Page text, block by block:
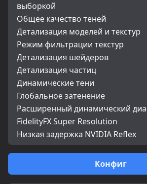
Конфиг
выборкой
Общее качество теней
Детализация моделей и текстур
Режим фильтрации текстур
Детализация шейдеров
Детализация частиц
Динамические тени
Глобальное затенение
Расширенный динамический
FidelityFX Super Resolution
Низкая задержка NVIDIA Reflex